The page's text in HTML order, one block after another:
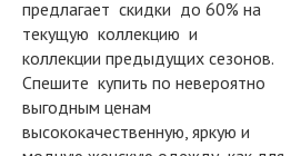
предлагает скидки до 60% на
текущую коллекцию и
коллекции предыдущих сезонов.
Спешите купить по невероятно
выгодным ценам
высококачественную, яркую и